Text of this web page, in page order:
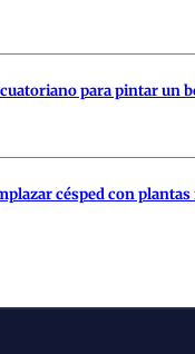
para pintar un
césped con plantas